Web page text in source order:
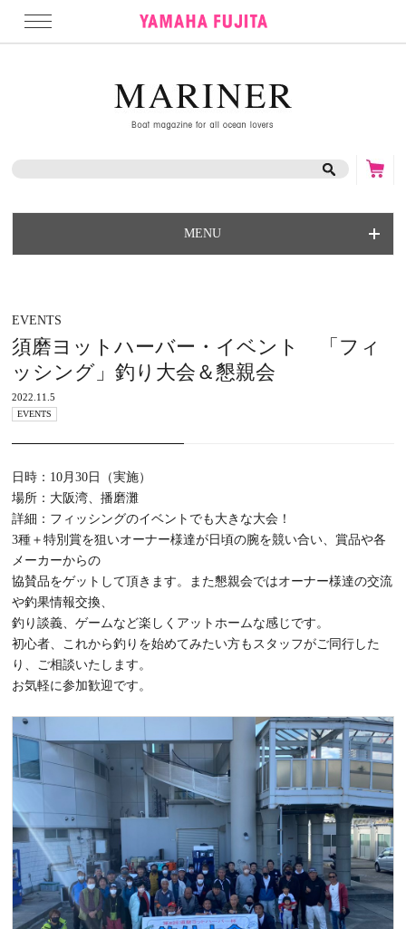
MENU
EVENTS
須磨ヨットハーバー・イベント 「フィ
ッシング」釣り大会＆懇親会
2022.11.5
EVENTS
日時：10月30日（実施）
場所：大阪湾、播磨灘
詳細：フィッシングのイベントでも大きな大会！
3種＋特別賞を狙いオーナー様達が日頃の腕を競い合い、賞品や各
メーカーからの
協賛品をゲットして頂きます。また懇親会ではオーナー様達の交流
や釣果情報交換、
釣り談義、ゲームなど楽しくアットホームな感じです。
初心者、これから釣りを始めてみたい方もスタッフがご同行した
り、ご相談いたします。
お気軽に参加歓迎です。